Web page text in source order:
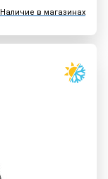
Наличие в магазинах